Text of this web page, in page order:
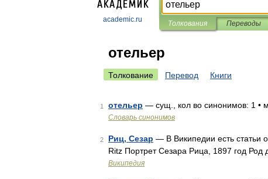
academic.ru Толкования Переводы
отельер
Толкование Перевод Книги
1 отельер — сущ., кол во синонимов: 1 •
Словарь синонимов
2 Риц, Сезар — В Википедии есть статьи
Ritz Портрет Сезара Рица, 1897 год Род
Википедия